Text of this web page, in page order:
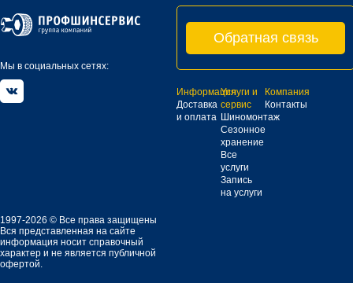
Мы в социальных сетях:
Обратная связь
Информация
Доставка
и оплата
Услуги и
сервис
Шиномонтаж
Сезонное
хранение
Все
услуги
Запись
на услуги
Компания
Контакты
1997-2026 © Все права защищены
Вся представленная на сайте
информация носит справочный
характер и не является публичной
офертой.